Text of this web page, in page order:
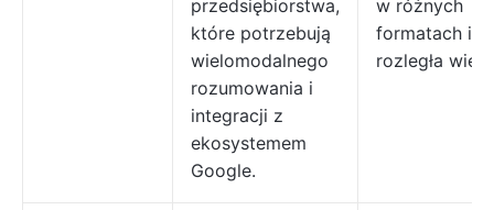
przedsiębiorstwa,
które potrzebują
wielomodalnego
rozumowania i
integracji z
ekosystemem
Google.
w różnych
formatach i
rozległa